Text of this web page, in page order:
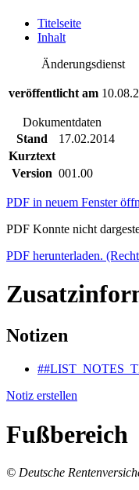
Titelseite
Inhalt
Änderungsdienst
veröffentlicht am
Dokumentdaten
Stand
17.02.2014
Kurztext
Version 001.00
PDF in neuem Fenster
PDF Konnte nicht
PDF herunterladen.
Notizen
Notiz erstellen
Fußbereich
© Deutsche